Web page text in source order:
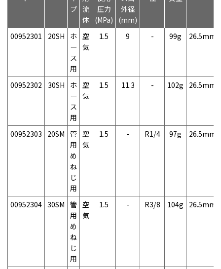
プ 流
体
圧力
(MPa)
外径
(mm)
00952301 20SH
ホ
ー
ス
用
空
気
1.5 9 - 99g 26.5mm
00952302 30SH
ホ
ー
ス
用
空
気
1.5 11.3 - 102g 26.5mm
00952303 20SM 管
用
め
ね
じ
用
空
気
1.5 - R1/4 97g 26.5mm
00952304 30SM 管
用
め
ね
じ
用
空
気
1.5 - R3/8 104g 26.5mm